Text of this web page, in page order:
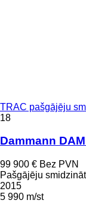
TRAC pašgājēju
18
Dammann
99 900 € Bez PVN
Pašgājēju
2015
5 990 m/st